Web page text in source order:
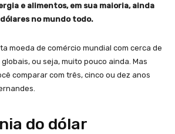
e alimentos, em sua maioria, ainda
no mundo todo.
moeda de comércio mundial com cerca de
ou seja, muito pouco ainda. Mas
comparar com três, cinco ou dez anos
do dólar